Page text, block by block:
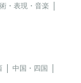
・表現・音楽
中国・四国